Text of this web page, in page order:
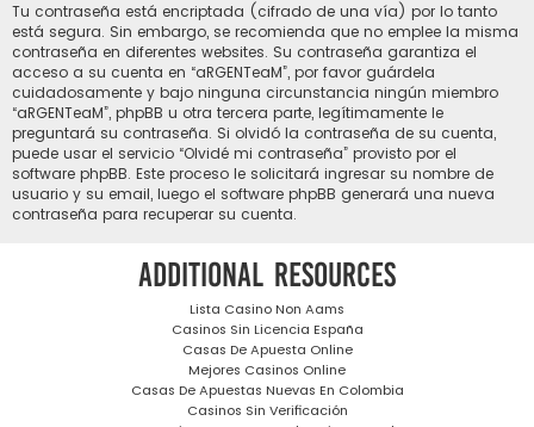
Tu contraseña está encriptada (cifrado de una vía) por lo tanto
está segura. Sin embargo, se recomienda que no emplee la misma
contraseña en diferentes websites. Su contraseña garantiza el
acceso a su cuenta en “aRGENTeaM”, por favor guárdela
cuidadosamente y bajo ninguna circunstancia ningún miembro
“aRGENTeaM”, phpBB u otra tercera parte, legítimamente le
preguntará su contraseña. Si olvidó la contraseña de su cuenta,
puede usar el servicio “Olvidé mi contraseña” provisto por el
software phpBB. Este proceso le solicitará ingresar su nombre de
usuario y su email, luego el software phpBB generará una nueva
contraseña para recuperar su cuenta.
Additional resources
Lista Casino Non Aams
Casinos Sin Licencia España
Casas De Apuesta Online
Mejores Casinos Online
Casas De Apuestas Nuevas En Colombia
Casinos Sin Verificación